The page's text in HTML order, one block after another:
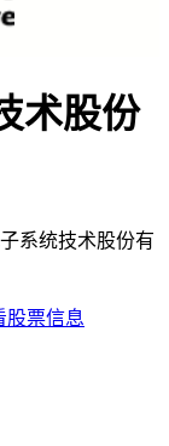
术股份
系统技术股份有
股票信息